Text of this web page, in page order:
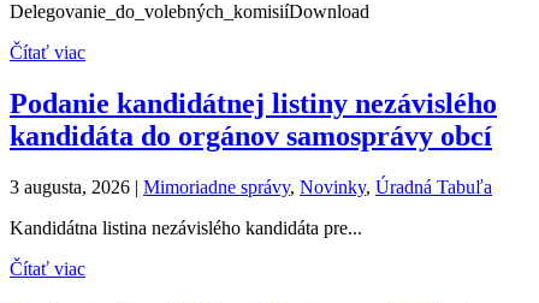
Delegovanie_do_volebných_komisiíDownload
Čítať viac
Podanie kandidátnej listiny nezávislého
kandidáta do orgánov samosprávy obcí
3 augusta, 2026 | Mimoriadne správy, Novinky, Úradná Tabuľa
Kandidátna listina nezávislého kandidáta pre...
Čítať viac